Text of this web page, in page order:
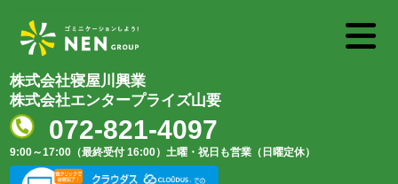
株式会社寝屋川興業
株式会社エンタープライズ山要
072-821-4097
9:00～17:00（最終受付 16:00） 土曜・祝日も営業（日曜定休）